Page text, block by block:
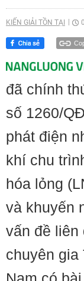
KIẾN GIẢI TỒN TẠI
đã chính
số 1260/
phát điện
khí chu
hóa lỏng
và khuyến
vấn đề liên
chuyên